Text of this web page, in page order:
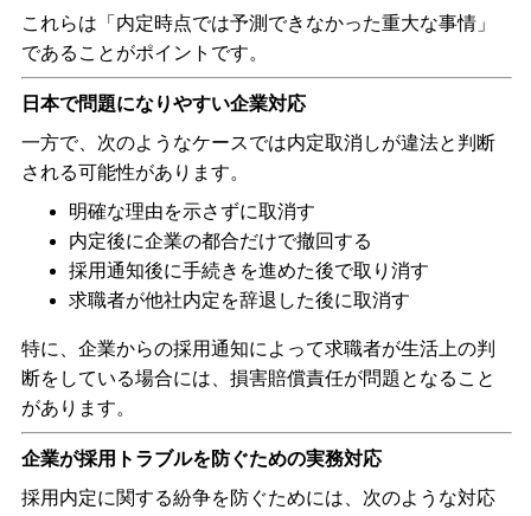
これらは「内定時点では予測できなかった重大な事情」
であることがポイントです。
日本で問題になりやすい企業対応
一方で、次のようなケースでは内定取消しが違法と判断
される可能性があります。
明確な理由を示さずに取消す
内定後に企業の都合だけで撤回する
採用通知後に手続きを進めた後で取り消す
求職者が他社内定を辞退した後に取消す
特に、企業からの採用通知によって求職者が生活上の判
断をしている場合には、損害賠償責任が問題となること
があります。
企業が採用トラブルを防ぐための実務対応
採用内定に関する紛争を防ぐためには、次のような対応